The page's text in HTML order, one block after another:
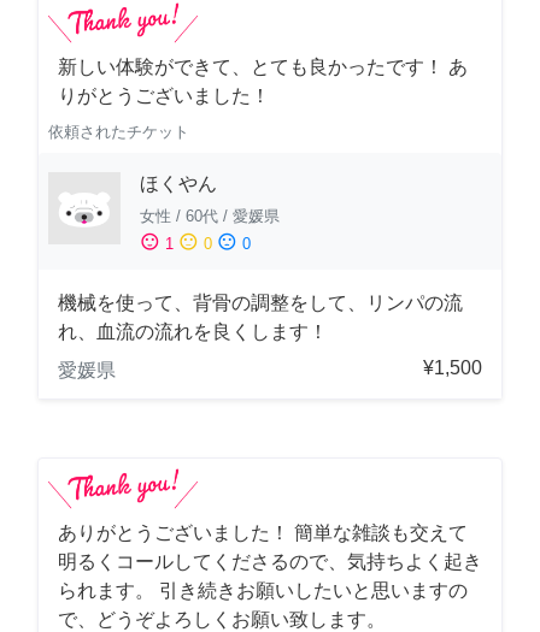
新しい体験ができて、とても良かったです！ あ
りがとうございました！
依頼されたチケット
ほくやん
女性 / 60代 / 愛媛県
sentiment_satisfied 1 sentiment_neutral 0 sentiment_dissatisfied 0
機械を使って、背骨の調整をして、リンパの流
れ、血流の流れを良くします！
愛媛県
¥1,500
ありがとうございました！ 簡単な雑談も交えて
明るくコールしてくださるので、気持ちよく起き
られます。 引き続きお願いしたいと思いますの
で、どうぞよろしくお願い致します。